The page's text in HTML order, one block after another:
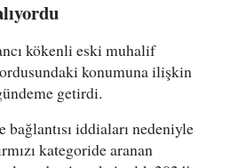
kökenli eski muhalif
ordusundaki konumuna ilişkin
getirdi.
iddiaları nedeniyle
kategoride aranan